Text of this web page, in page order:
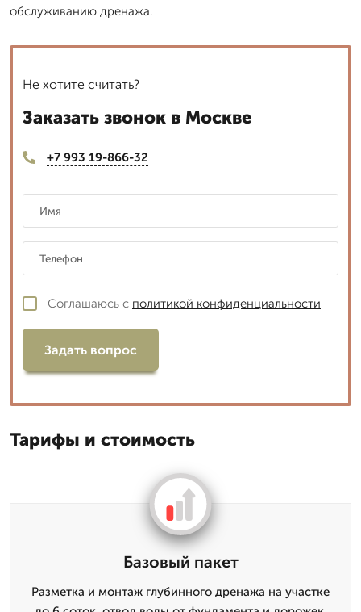
обслуживанию дренажа.
Не хотите считать?
Заказать звонок в Москве
+7 993 19-866-32
Соглашаюсь с политикой конфиденциальности
Задать вопрос
Тарифы и стоимость
Базовый пакет
Разметка и монтаж глубинного дренажа на участке